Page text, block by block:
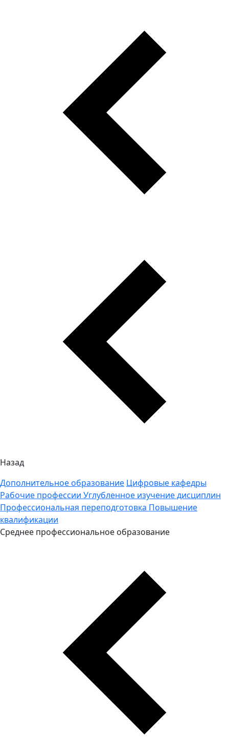
Назад
Дополнительное образование Цифровые кафедры
Рабочие профессии Углубленное изучение дисциплин
Профессиональная переподготовка Повышение
квалификации
Среднее профессиональное образование